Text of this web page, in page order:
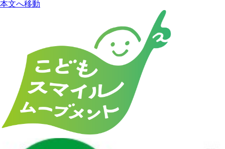
本文へ移動